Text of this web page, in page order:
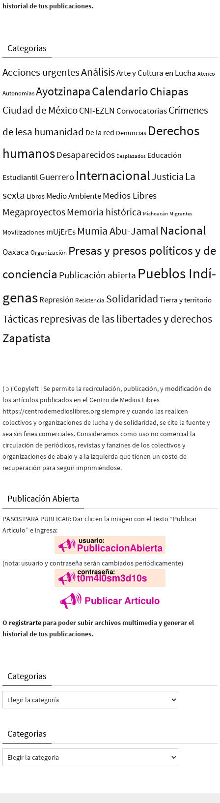
historial de tus publicaciones.
Categorías
Acciones urgentesAnálisisArte y Cultura en Lucha Atenco
AutonomíasAyotzinapaCalendarioChiapas
Ciudad de MéxicoCNI-EZLN ConvocatoriasCrímenes
de lesa humanidad De la red Denuncias Derechos
humanosDesaparecidos Desplazados Educación
Estudiantil Guerrero InternacionalJusticia La
sexta Libros Medio AmbienteMedios Libres
MegaproyectosMemoria histórica Michoacán Migrantes
Movilizaciones mUjErEs Mumia Abu-Jamal Nacional
Oaxaca Organización Presas y presos polí­ticos y de
conciencia Publicación abierta Pueblos Indí­
genasRepresión Resistencia Solidaridad Tierra y territorio
Tácticas represivas de las libertades y derechos
Zapatista
( ɔ ) Copyleft | Se permite la recirculación, publicación, y modificación de
los artículos publicados en el Centro de Medios Libres
https://centrodemedioslibres.org siempre y cuando las realicen
colectivos y organizaciones de lucha y de solidaridad, se cite la fuente y
sea sin fines comerciales. Consideramos como uso no comercial la
circulación de periódicos, revistas y fanzines de los colectivos y
organizaciones de abajo y a la izquierda que tienen un costo de
recuperación para seguir imprimiéndose.
Publicación Abierta
PASOS PARA PUBLICAR: Dar clic en la imagen con el texto “Publicar
Artículo” e ingresa:
(nota: usuario y contraseña serán cambiados periódicamente)
O registrarte para poder subir archivos multimedia y generar el
historial de tus publicaciones.
Categorías
Categorías
Categorías
Categorías